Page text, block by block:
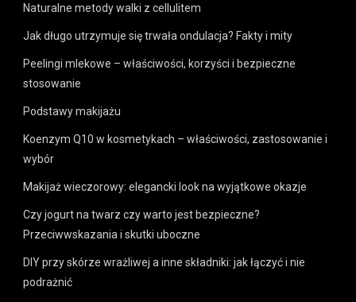
Naturalne metody walki z cellulitem
Jak długo utrzymuje się trwała ondulacja? Fakty i mity
Peelingi mlekowe – właściwości, korzyści i bezpieczne
stosowanie
Podstawy makijażu
Koenzym Q10 w kosmetykach – właściwości, zastosowanie i
wybór
Makijaż wieczorowy: elegancki look na wyjątkowe okazje
Czy jogurt na twarz czy warto jest bezpieczne?
Przeciwwskazania i skutki uboczne
DIY przy skórze wrażliwej a inne składniki: jak łączyć i nie
podrażnić